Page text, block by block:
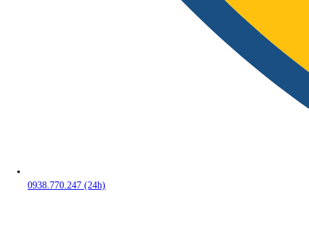
0938.770.247 (24h)